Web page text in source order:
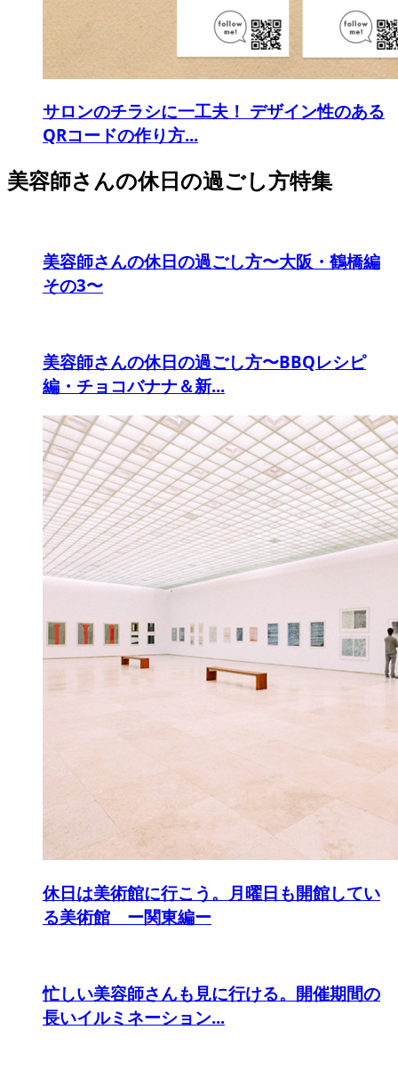
サロンのチラシに一工夫！ デザイン性のある
QRコードの作り方...
美容師さんの休日の過ごし方特集
美容師さんの休日の過ごし方〜大阪・鶴橋編
その3〜
美容師さんの休日の過ごし方〜BBQレシピ
編・チョコバナナ＆新...
休日は美術館に行こう。月曜日も開館してい
る美術館 ー関東編ー
忙しい美容師さんも見に行ける。開催期間の
長いイルミネーション...